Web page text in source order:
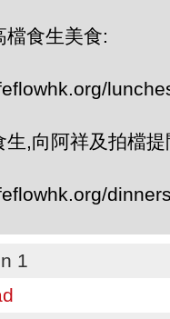
檔食生美食:
生,向阿祥及拍檔提
1